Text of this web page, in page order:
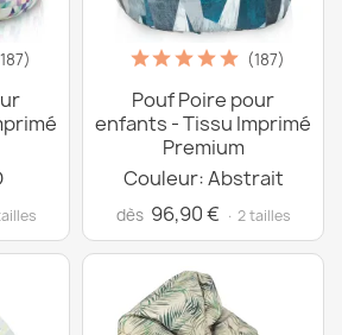
(187)
Pouf Poire pour
enfants - Tissu Imprimé
Premium
Couleur: Abstrait
dès 96,90 € · 2 tailles